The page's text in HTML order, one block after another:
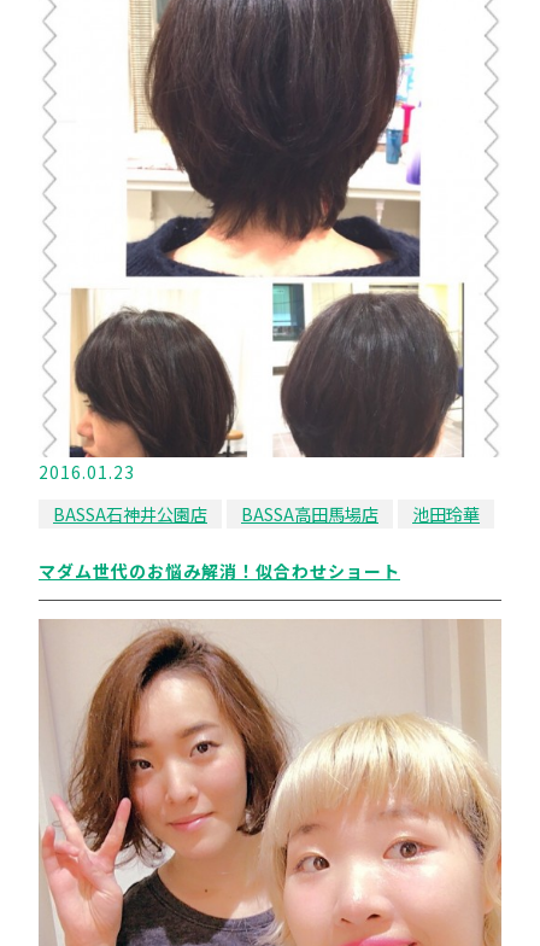
2016.01.23
BASSA石神井公園店
BASSA高田馬場店 池田玲華
マダム世代のお悩み解消！似合わせショート